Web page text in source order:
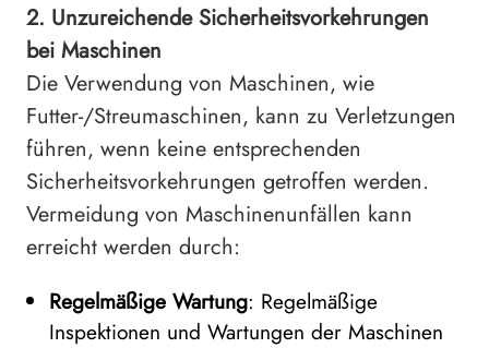
2. Unzureichende Sicherheitsvorkehrungen
bei Maschinen
Die Verwendung von Maschinen, wie
Futter-/Streumaschinen, kann zu Verletzungen
führen, wenn keine entsprechenden
Sicherheitsvorkehrungen getroffen werden.
Vermeidung von Maschinenunfällen kann
erreicht werden durch:
Regelmäßige Wartung: Regelmäßige
Inspektionen und Wartungen der Maschinen